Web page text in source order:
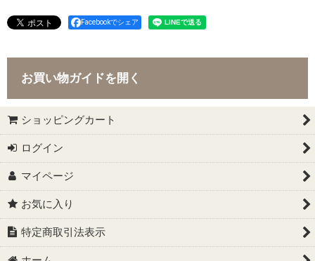
Facebookでシェア
お買い物ガイドを開く
ショッピングカート
ログイン
マイページ
お気に入り
特定商取引法表示